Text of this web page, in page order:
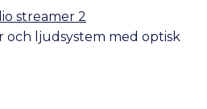
streamer 2
och ljudsystem med optisk